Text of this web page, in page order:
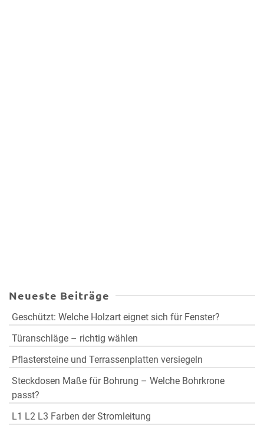
Neueste Beiträge
Geschützt: Welche Holzart eignet sich für Fenster?
Türanschläge – richtig wählen
Pflastersteine und Terrassenplatten versiegeln
Steckdosen Maße für Bohrung – Welche Bohrkrone
passt?
L1 L2 L3 Farben der Stromleitung